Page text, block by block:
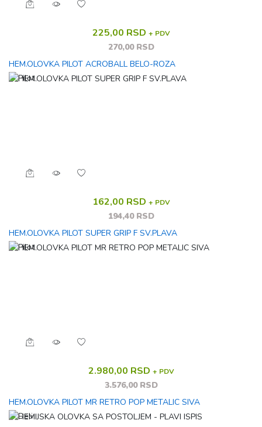
225,00 RSD + PDV
270,00 RSD
HEM.OLOVKA PILOT ACROBALL BELO-ROZA
162,00 RSD + PDV
194,40 RSD
HEM.OLOVKA PILOT SUPER GRIP F SV.PLAVA
2.980,00 RSD + PDV
3.576,00 RSD
HEM.OLOVKA PILOT MR RETRO POP METALIC SIVA